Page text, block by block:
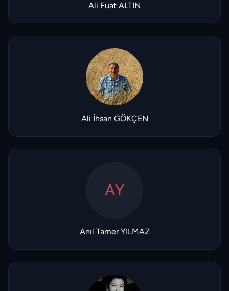
Ali Fuat ALTIN
Ali İhsan GÖKÇEN
AY
Anıl Tamer YILMAZ